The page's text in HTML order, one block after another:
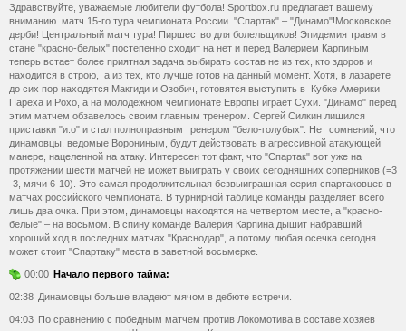
Здравствуйте, уважаемые любители футбола! Sportbox.ru предлагает вашему
вниманию матч 15-го тура чемпионата России "Спартак" – "Динамо"!Московское
дерби! Центральный матч тура! Пиршество для болельщиков! Эпидемия травм в
стане "красно-белых" постепенно сходит на нет и перед Валерием Карпиным
теперь встает более приятная задача выбирать состав не из тех, кто здоров и
находится в строю, а из тех, кто лучше готов на данный момент. Хотя, в лазарете
до сих пор находятся Макгиди и Озобич, готовятся выступить в Кубке Америки
Пареха и Рохо, а на молодежном чемпионате Европы играет Сухи. "Динамо" перед
этим матчем обзавелось своим главным тренером. Сергей Силкин лишился
приставки "и.о" и стал полноправным тренером "бело-голубых". Нет сомнений, что
динамовцы, ведомые Ворониным, будут действовать в агрессивной атакующей
манере, нацеленной на атаку. Интересен тот факт, что "Спартак" вот уже на
протяжении шести матчей не может выиграть у своих сегодняшних соперников (=3
-3, мячи 6-10). Это самая продолжительная безвыиграшная серия спартаковцев в
матчах российского чемпионата. В турнирной таблице команды разделяет всего
лишь два очка. При этом, динамовцы находятся на четвертом месте, а "красно-
белые" – на восьмом. В спину команде Валерия Карпина дышит набравший
хороший ход в последних матчах "Краснодар", а потому любая осечка сегодня
может стоит "Спартаку" места в заветной восьмерке.
00:00 Начало первого тайма:
02:38 Динамовцы больше владеют мячом в дебюте встречи.
04:03 По сравнению с победным матчем против Локомотива в составе хозяев